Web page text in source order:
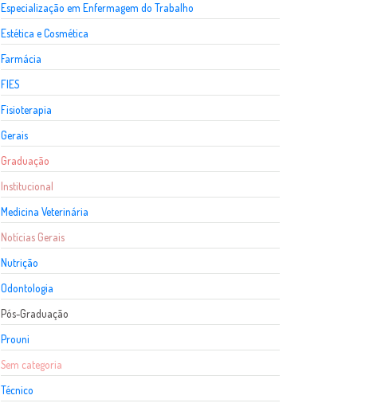
Especialização em Enfermagem do Trabalho
Estética e Cosmética
Farmácia
FIES
Fisioterapia
Gerais
Graduação
Institucional
Medicina Veterinária
Notícias Gerais
Nutrição
Odontologia
Pós-Graduação
Prouni
Sem categoria
Técnico